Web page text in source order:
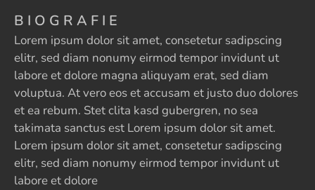
BIOGRAFIE
Lorem ipsum dolor sit amet, consetetur sadipscing
elitr, sed diam nonumy eirmod tempor invidunt ut
labore et dolore magna aliquyam erat, sed diam
voluptua. At vero eos et accusam et justo duo dolores
et ea rebum. Stet clita kasd gubergren, no sea
takimata sanctus est Lorem ipsum dolor sit amet.
Lorem ipsum dolor sit amet, consetetur sadipscing
elitr, sed diam nonumy eirmod tempor invidunt ut
labore et dolore